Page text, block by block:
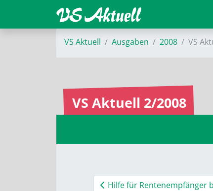
VS Aktuell Ausgaben 2008 VS
VS Aktuell 2/2008
Hilfe für Rentenempfänger